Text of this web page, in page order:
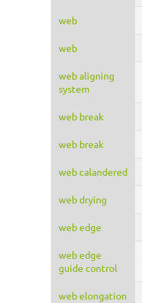
web
web
web aligning
system
web break
web break
web calandered
web drying
web edge
web edge
guide control
web elongation